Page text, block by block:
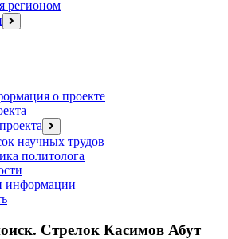
регионом
открыть
меню
о проекте
открыть
меню
научных трудов
политолога
информации
Стрелок Касимов Абут